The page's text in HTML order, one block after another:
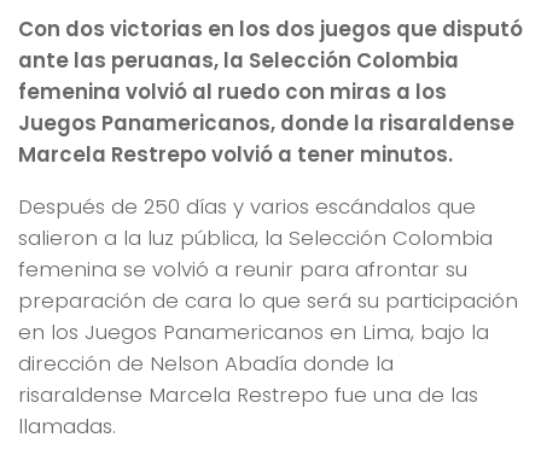
Con dos victorias en los dos juegos que disputó
ante las peruanas, la Selección Colombia
femenina volvió al ruedo con miras a los
Juegos Panamericanos, donde la risaraldense
Marcela Restrepo volvió a tener minutos.
Después de 250 días y varios escándalos que
salieron a la luz pública, la Selección Colombia
femenina se volvió a reunir para afrontar su
preparación de cara lo que será su participación
en los Juegos Panamericanos en Lima, bajo la
dirección de Nelson Abadía donde la
risaraldense Marcela Restrepo fue una de las
llamadas.